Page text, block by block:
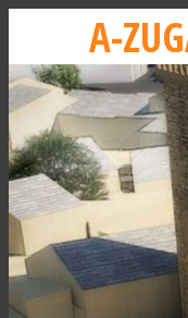
A-